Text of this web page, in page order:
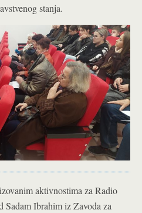
stanja.
aktivnostima za Radio
Sadam Ibrahim iz Zavoda za